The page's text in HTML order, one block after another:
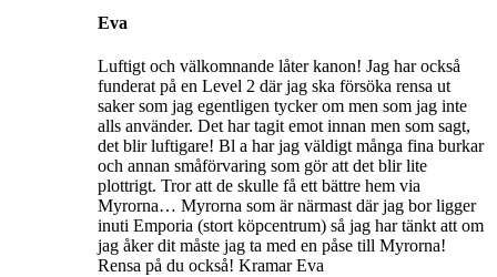
Eva
Luftigt och välkomnande låter kanon! Jag har också
funderat på en Level 2 där jag ska försöka rensa ut
saker som jag egentligen tycker om men som jag inte
alls använder. Det har tagit emot innan men som sagt,
det blir luftigare! Bl a har jag väldigt många fina burkar
och annan småförvaring som gör att det blir lite
plottrigt. Tror att de skulle få ett bättre hem via
Myrorna… Myrorna som är närmast där jag bor ligger
inuti Emporia (stort köpcentrum) så jag har tänkt att om
jag åker dit måste jag ta med en påse till Myrorna!
Rensa på du också! Kramar Eva